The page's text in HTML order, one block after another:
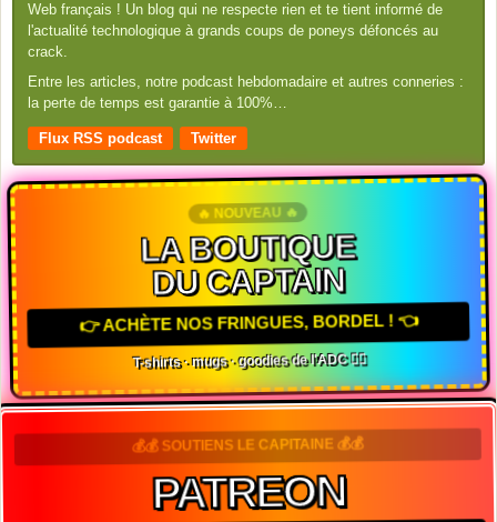
Web français ! Un blog qui ne respecte rien et te tient informé de
l'actualité technologique à grands coups de poneys défoncés au
crack.
Entre les articles, notre podcast hebdomadaire et autres conneries :
la perte de temps est garantie à 100%…
Flux RSS podcast Twitter
🔥 NOUVEAU 🔥
LA BOUTIQUE
DU CAPTAIN
👉 ACHÈTE NOS FRINGUES, BORDEL ! 👈
T-shirts · mugs · goodies de l'ADC 🏴‍☠️
💰💰 SOUTIENS LE CAPITAINE 💰💰
PATREON